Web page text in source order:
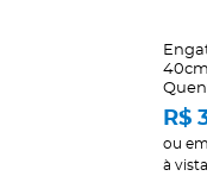
R$
ou em
à vista